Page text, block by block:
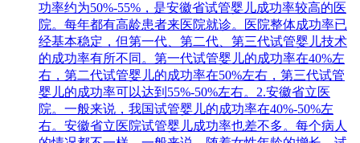
功率约为50%-55%，是安徽省试管婴儿成功率较高的医
院。每年都有高龄患者来医院就诊。医院整体成功率已
经基本稳定，但第一代、第二代、第三代试管婴儿技术
的成功率有所不同。第一代试管婴儿的成功率在40%左
右，第二代试管婴儿的成功率在50%左右，第三代试管
婴儿的成功率可以达到55%-50%左右。2.安徽省立医
院。一般来说，我国试管婴儿的成功率在40%-50%左
右。安徽省立医院试管婴儿成功率也差不多。每个病人